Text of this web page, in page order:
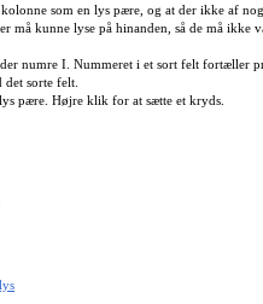
som en lys pære, og at der ikke af
må kunne lyse på hinanden, så de må ikke
numre I. Nummeret i et sort felt fortæller
sorte felt.
pære. Højre klik for at sætte et kryds.